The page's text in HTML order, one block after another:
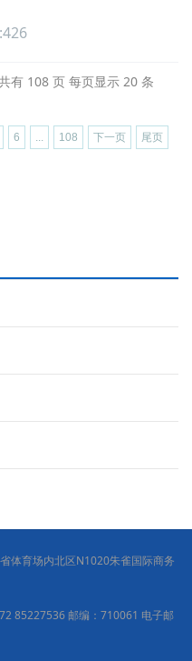
有 108 页 每页显示 20 条
6 ... 108 下一页 尾页
体育场内北区N1020朱雀国际商务
85227536邮编：710061 电子邮